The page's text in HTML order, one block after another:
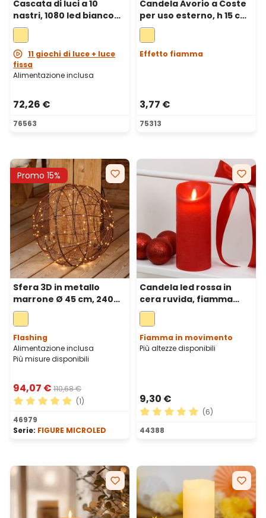
Cascata di luci a 10
nastri, 1080 led bianco
caldo, cavo verde
11 giochi di luce + luce
fissa
Alimentazione inclusa
72,26 €
76563
Candela Avorio a Coste
per uso esterno, h 15 cm,
Ø 7,5cm, fiamma 3D con
stoppino ed effetto
cera sciolta
Effetto fiamma
3,77 €
75313
Promo 15%
Sfera 3D in metallo
marrone Ø 45 cm, 240
microled bianco caldo
Flashing
Alimentazione inclusa
Più misure disponibili
94,07 € 110,68 €
Valutazione media di 5 su 5 stelle
(1)
46979
Serie: FIGURE MICROLED
Candela led rossa in
cera ruvida, fiamma
mobile, h 18 cm, Ø 7,5 cm
Fiamma in movimento
Più altezze disponibili
9,30 €
Valutazione media di 5 su
(6)
44388